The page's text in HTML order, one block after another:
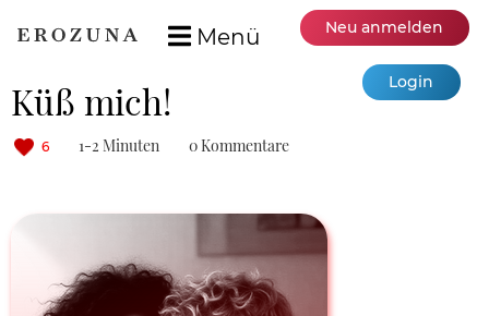
Menü Neu anmelden
Login
Küß mich!
6 1-2 Minuten 0 Kommentare